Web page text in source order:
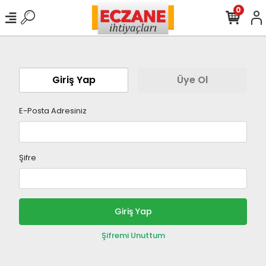
0
Giriş Yap Üye Ol
E-Posta Adresiniz
Şifre
Giriş Yap
Şifremi Unuttum